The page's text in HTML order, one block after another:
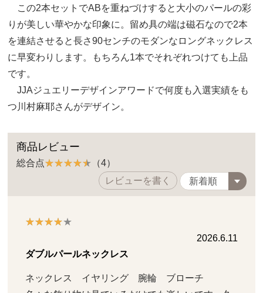
この2本セットでABを重ねづけすると大小のパールの彩
りが美しい華やかな印象に。留め具の端は磁石なので2本
を連結させると長さ90センチのモダンなロングネックレス
に早変わりします。もちろん1本でそれぞれつけても上品
です。
JJAジュエリーデザインアワードで何度も入選実績をも
つ川村麻耶さんがデザイン。
商品レビュー
総合点
（4）
レビューを書く
2026.6.11
ダブルパールネックレス
ネックレス　イヤリング　腕輪　ブローチ